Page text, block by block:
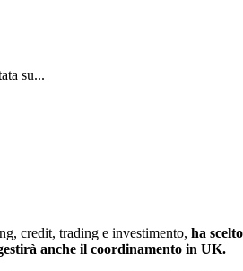
su...
credit, trading e investimento, ha
anche il coordinamento in UK.